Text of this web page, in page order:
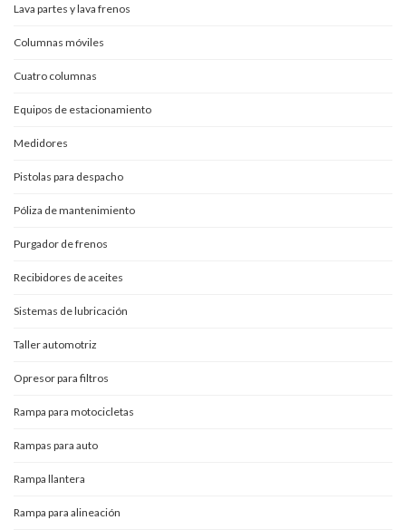
Lava partes y lava frenos
Columnas móviles
Cuatro columnas
Equipos de estacionamiento
Medidores
Pistolas para despacho
Póliza de mantenimiento
Purgador de frenos
Recibidores de aceites
Sistemas de lubricación
Taller automotriz
Opresor para filtros
Rampa para motocicletas
Rampas para auto
Rampa llantera
Rampa para alineación